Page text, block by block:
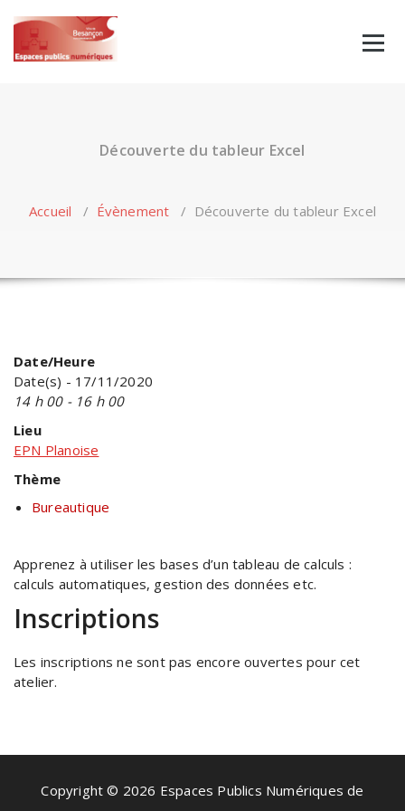
content
Découverte du tableur Excel
Accueil / Évènement / Découverte du tableur Excel
Date/Heure
Date(s) - 17/11/2020
14 h 00 - 16 h 00
Lieu
EPN Planoise
Thème
Bureautique
Apprenez à utiliser les bases d’un tableau de calculs :
calculs automatiques, gestion des données etc.
Inscriptions
Les inscriptions ne sont pas encore ouvertes pour cet
atelier.
Copyright © 2026 Espaces Publics Numériques de